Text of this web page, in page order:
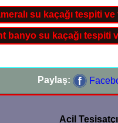
su kaçağı tespiti ve
banyo su kaçağı tespiti
Paylaş:
Acil